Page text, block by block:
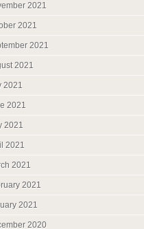
2021
2021
2021
2021
2021
2021
2021
2021
2021
2021
2021
2020